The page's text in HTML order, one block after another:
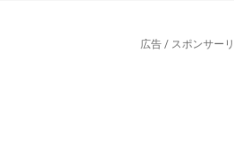
広告 / スポンサー